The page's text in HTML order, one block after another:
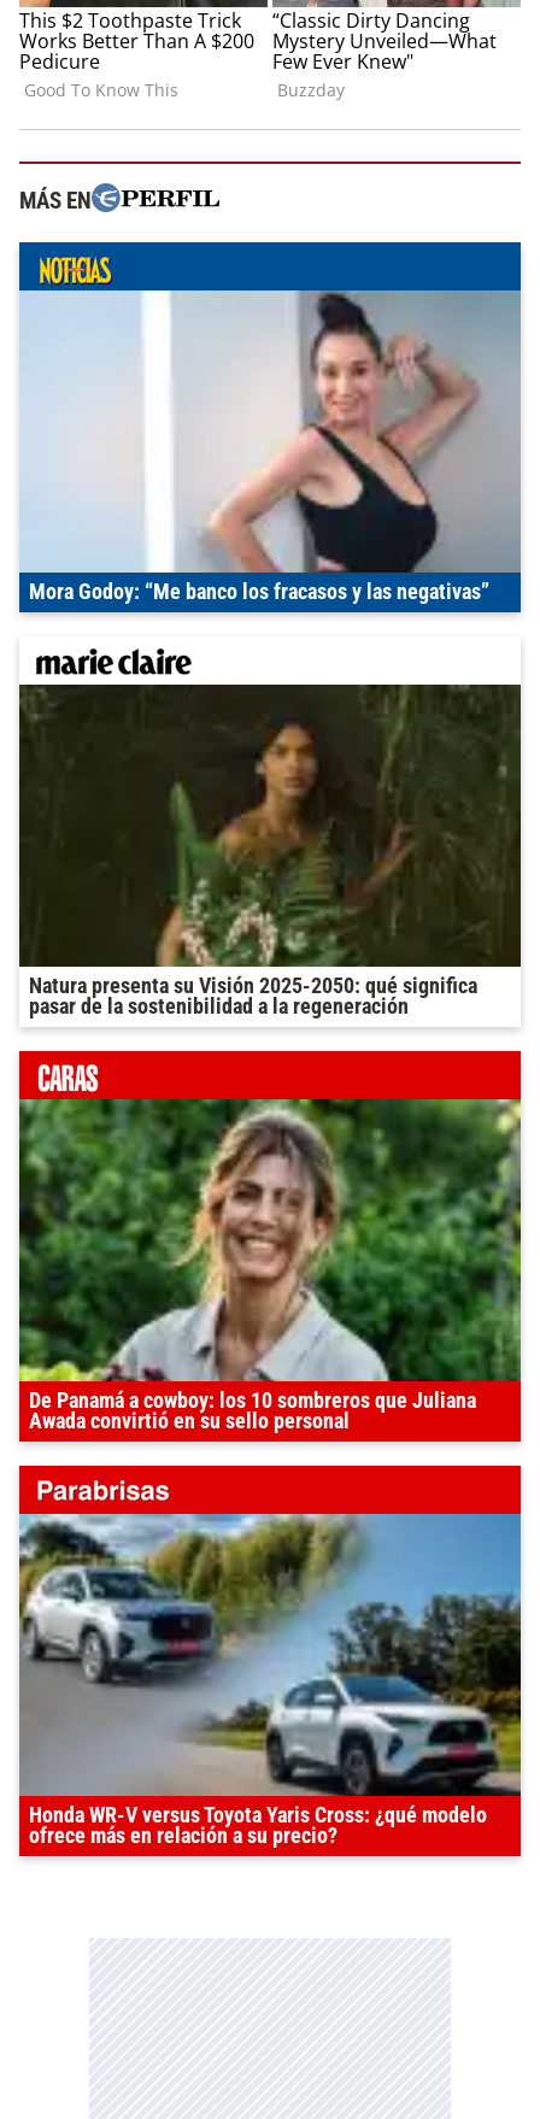
MÁS EN
Mora Godoy: “Me banco los fracasos y las negativas”
Natura presenta su Visión 2025-2050: qué significa
pasar de la sostenibilidad a la regeneración
De Panamá a cowboy: los 10 sombreros que Juliana
Awada convirtió en su sello personal
Honda WR-V versus Toyota Yaris Cross: ¿qué modelo
ofrece más en relación a su precio?